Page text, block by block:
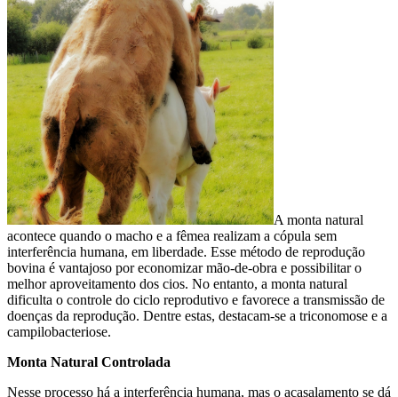
A monta natural
acontece quando o macho e a fêmea realizam a cópula sem
interferência humana, em liberdade. Esse método de reprodução
bovina é vantajoso por economizar mão-de-obra e possibilitar o
melhor aproveitamento dos cios. No entanto, a monta natural
dificulta o controle do ciclo reprodutivo e favorece a transmissão de
doenças da reprodução. Dentre estas, destacam-se a triconomose e a
campilobacteriose.
Monta Natural Controlada
Nesse processo há a interferência humana, mas o acasalamento se dá